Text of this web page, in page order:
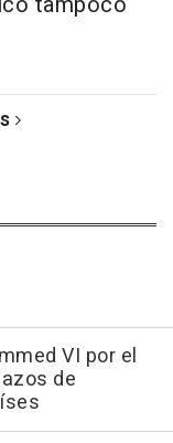
VI por el
de